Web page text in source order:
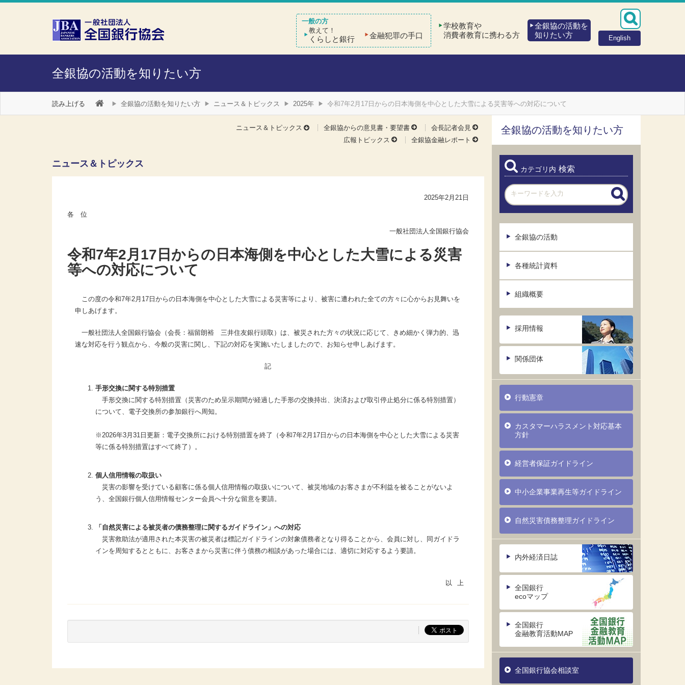
本文へスキップ
障がい者向け相談窓口
English
教えて！
くらしと銀行 金融犯罪の手口
学校教育や
消費者教育に携わる方
全銀協の活動を
知りたい方
全銀協の活動を知りたい方
読み上げる 全銀協の活動を知りたい方 ニュース＆トピックス 2025年 令和7年2月17日からの日本海側を中心とした大雪による災害等への対応について
ニュース＆トピックス 全銀協からの意見書・要望書
会長記者会見
広報トピックス
全銀協金融レポート
ニュース＆トピックス
2025年2月21日
各 位
一般社団法人全国銀行協会
令和7年2月17日からの日本海側を中心とした大雪による災害
等への対応について
この度の令和7年2月17日からの日本海側を中心とした大雪による災害等により、被害に遭われた全ての方々に心からお見舞いを
申しあげます。
一般社団法人全国銀行協会（会長：福留朗裕 三井住友銀行頭取）は、被災された方々の状況に応じて、きめ細かく弾力的、迅
速な対応を行う観点から、今般の災害に関し、下記の対応を実施いたしましたので、お知らせ申しあげます。
記
手形交換に関する特別措置
手形交換に関する特別措置（災害のため呈示期間が経過した手形の交換持出、決済および取引停止処分に係る特別措置）
について、電子交換所の参加銀行へ周知。
※2026年3月31日更新：電子交換所における特別措置を終了（令和7年2月17日からの日本海側を中心とした大雪による災害
等に係る特別措置はすべて終了）。
個人信用情報の取扱い
災害の影響を受けている顧客に係る個人信用情報の取扱いについて、被災地域のお客さまが不利益を被ることがないよ
う、全国銀行個人信用情報センター会員へ十分な留意を要請。
「自然災害による被災者の債務整理に関するガイドライン」への対応
災害救助法が適用された本災害の被災者は標記ガイドラインの対象債務者となり得ることから、会員に対し、同ガイドラ
インを周知するとともに、お客さまから災害に伴う債務の相談があった場合には、適切に対応するよう要請。
全銀協の活動を知りたい方
カテゴリ内 検索
全銀協の活動
各種統計資料
組織概要
採用情報
関係団体
行動憲章
カスタマーハラスメント対応基本
方針
経営者保証ガイドライン
中小企業事業再生等ガイドライン
自然災害債務整理ガイドライン
内外経済日誌
全国銀行
ecoマップ
全国銀行
金融教育活動MAP
全国銀行協会相談室